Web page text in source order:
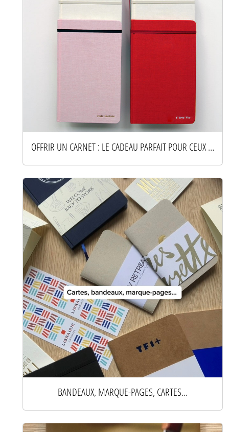
OFFRIR UN CARNET : LE CADEAU PARFAIT POUR CEUX QUI AIMENT ÉCRIRE, RÊVER ET CRÉER
BANDEAUX, MARQUE-PAGES, CARTES...